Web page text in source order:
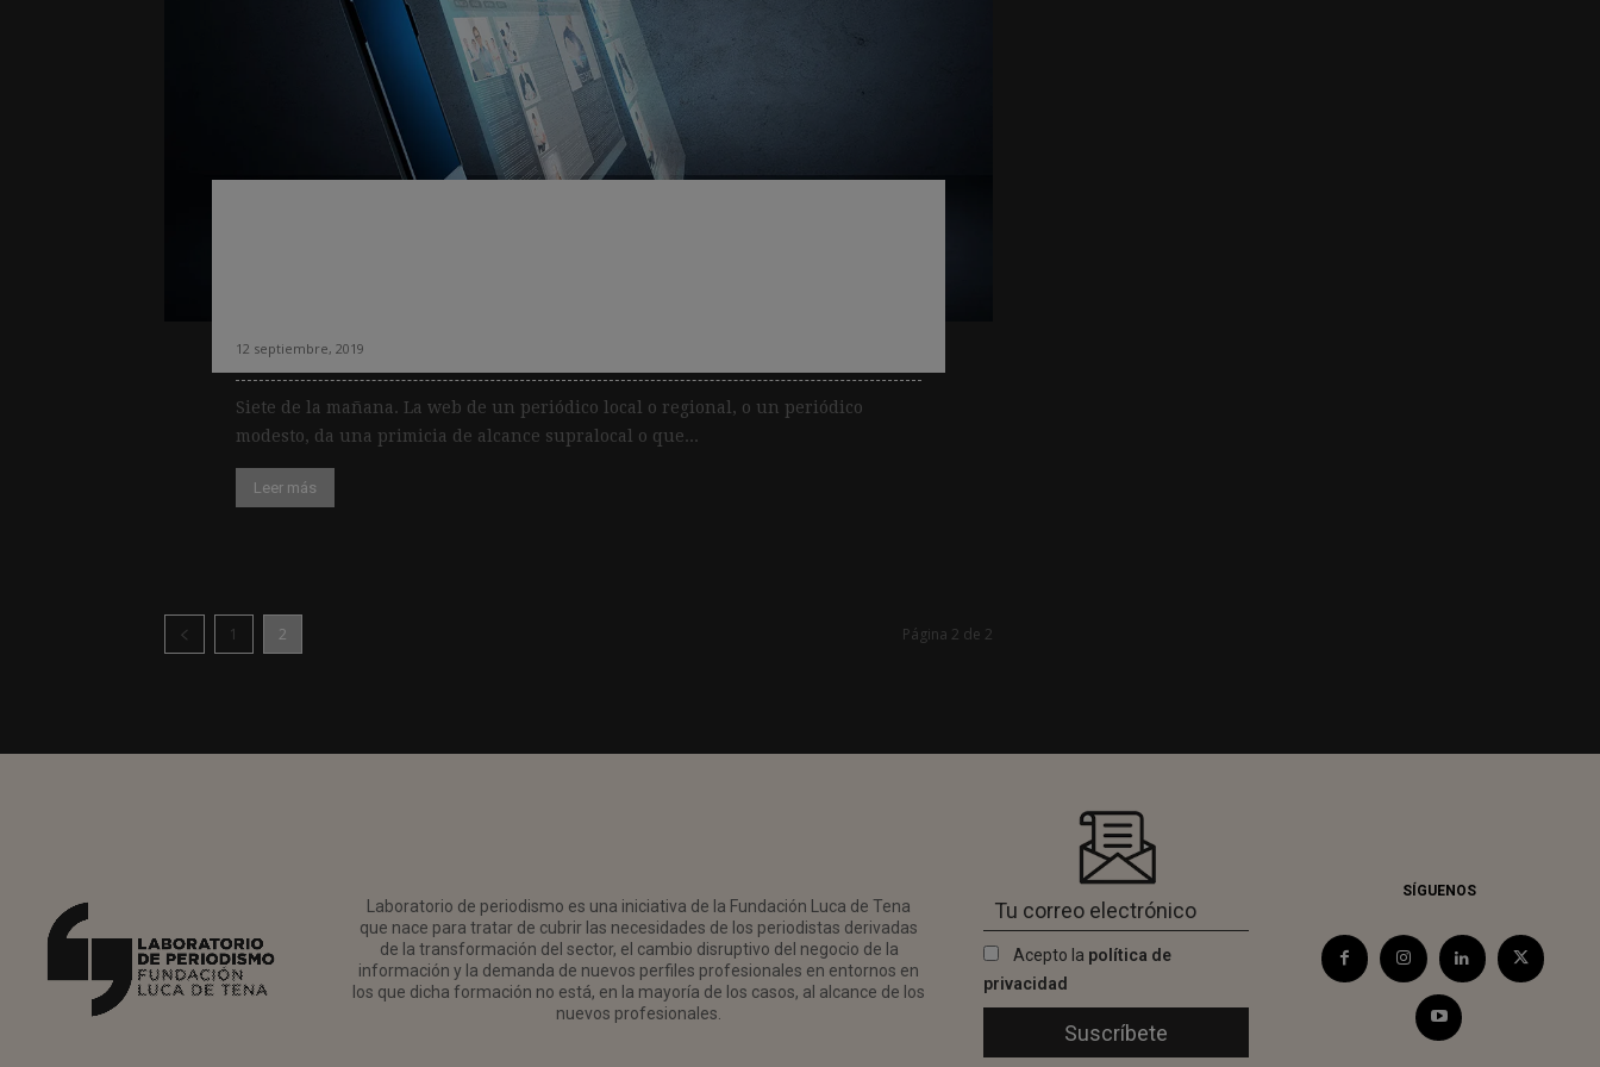
12 septiembre, 2019
Siete de la mañana. La web de un periódico local o regional, o un periódico
modesto, da una primicia de alcance supralocal o que...
Leer más
1 2 Página 2 de 2
Laboratorio de periodismo es una iniciativa de la Fundación Luca de Tena
que nace para tratar de cubrir las necesidades de los periodistas derivadas
de la transformación del sector, el cambio disruptivo del negocio de la
información y la demanda de nuevos perfiles profesionales en entornos en
los que dicha formación no está, en la mayoría de los casos, al alcance de los
nuevos profesionales.
Acepto la política de
privacidad
SÍGUENOS